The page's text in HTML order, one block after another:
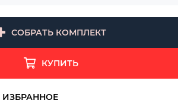
СОБРАТЬ КОМПЛЕКТ
КУПИТЬ